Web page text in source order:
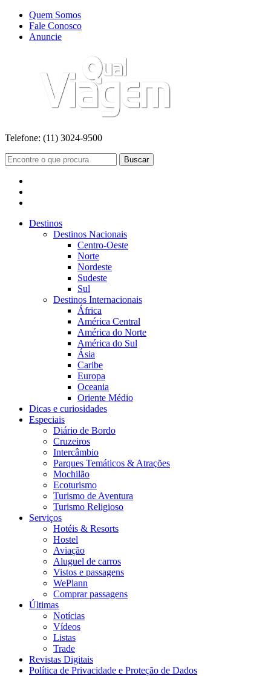
Quem Somos
Fale Conosco
Anuncie
Telefone: (11) 3024-9500
Buscar
Destinos
Destinos Nacionais
Centro-Oeste
Norte
Nordeste
Sudeste
Sul
Destinos Internacionais
África
América Central
América do Norte
América do Sul
Ásia
Caribe
Europa
Oceania
Oriente Médio
Dicas e curiosidades
Especiais
Diário de Bordo
Cruzeiros
Intercâmbio
Parques Temáticos & Atrações
Mochilão
Ecoturismo
Turismo de Aventura
Turismo Religioso
Serviços
Hotéis & Resorts
Hostel
Aviação
Aluguel de carros
Vistos e passagens
WePlann
Comprar passagens
Últimas
Notícias
Vídeos
Listas
Trade
Revistas Digitais
Política de Privacidade e Proteção de Dados